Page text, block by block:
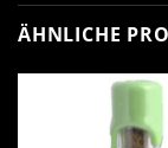
ÄHNLICHE